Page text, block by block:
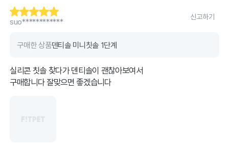
suo************
신고하기
구매한 상품덴티솔 미니칫솔 1단계
실리콘 칫솔 찾다가 덴티솔이 괜찮아보여서
구매합니다 잘맞으면 좋겠습니다